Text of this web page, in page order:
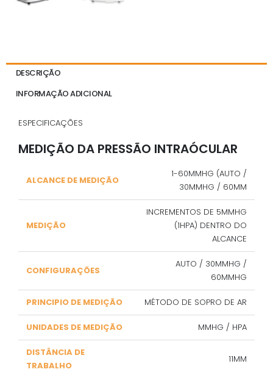
DESCRIÇÃO
INFORMAÇÃO ADICIONAL
ESPECIFICAÇÕES
MEDIÇÃO DA PRESSÃO INTRAÓCULAR
ALCANCE DE MEDIÇÃO
1-60MMHG (AUTO /
30MMHG / 60MM
MEDIÇÃO
INCREMENTOS DE 5MMHG
(1HPA) DENTRO DO
ALCANCE
CONFIGURAÇÕES
AUTO / 30MMHG /
60MMHG
PRINCIPIO DE MEDIÇÃO MÉTODO DE SOPRO DE AR
UNIDADES DE MEDIÇÃO MMHG / HPA
DISTÂNCIA DE
TRABALHO
11MM